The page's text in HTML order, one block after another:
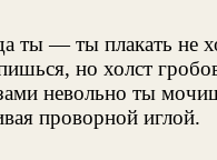
ты — ты плакать не
но холст
невольно ты
проворной иглой.